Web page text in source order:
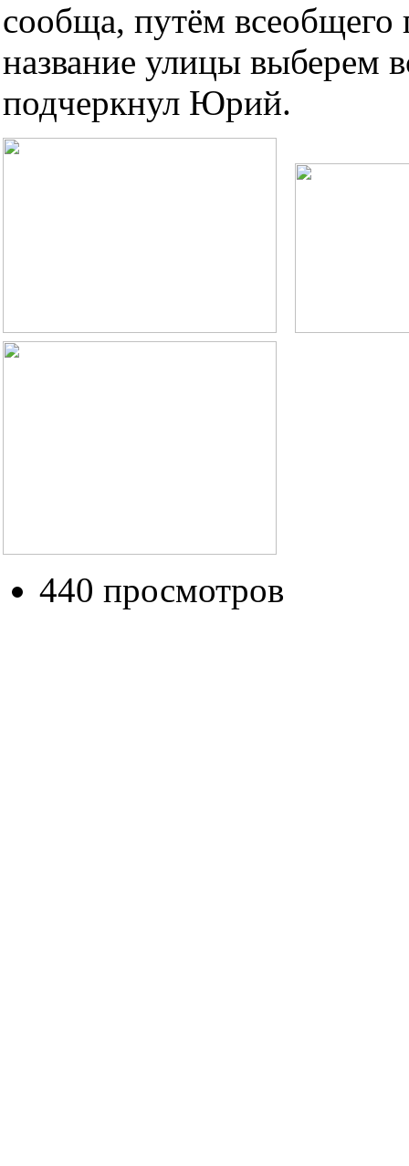
сообща, путём всеобщего
название улицы выберем
подчеркнул Юрий.
440 просмотров